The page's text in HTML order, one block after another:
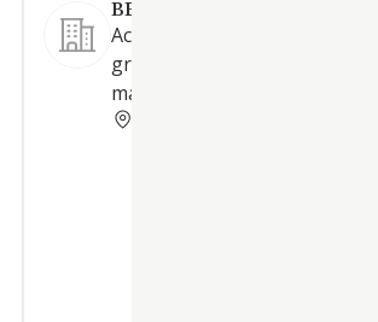
BERETI SA
Acabado de textiles y artes
gráficas e imprenta en tela y
materiales